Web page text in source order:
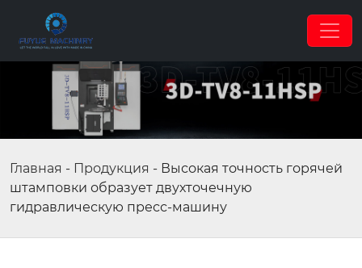
Главная - Продукция - Высокая точность горячей
штамповки образует двухточечную
гидравлическую пресс-машину